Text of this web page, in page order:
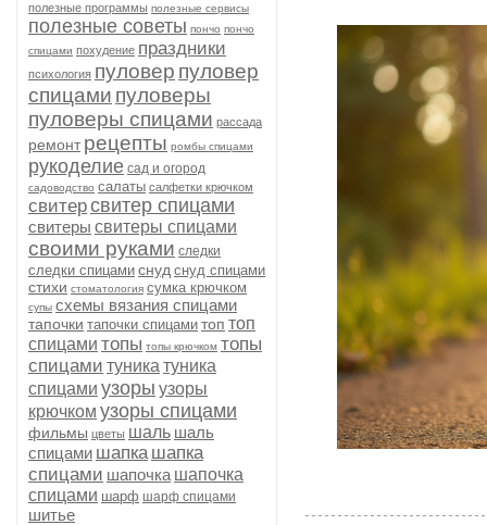
полезные программы полезные сервисы
полезные советы пончо пончо
спицами похудение праздники
психология пуловер пуловер
спицами пуловеры
пуловеры спицами рассада
ремонт рецепты ромбы спицами
рукоделие сад и огород
садоводство салаты салфетки крючком
свитерсвитер спицами
свитеры свитеры спицами
своими руками следки
следки спицами снуд снуд спицами
стихи стоматология сумка крючком
супы схемы вязания спицами
тапочки тапочки спицами топ топ
спицами топы топы крючком топы
спицами туника туника
спицами узоры узоры
крючком узоры спицами
фильмы цветы шаль шаль
спицами шапка шапка
спицами шапочка шапочка
спицами шарф шарф спицами
шитье